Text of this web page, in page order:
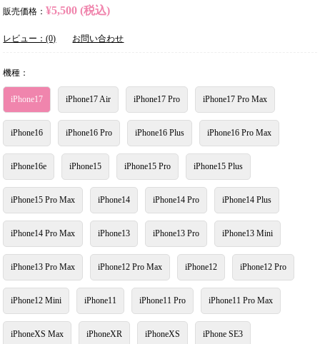
販売価格： ¥5,500 (税込)
レビュー：(0) お問い合わせ
機種：
iPhone17 iPhone17 Air iPhone17 Pro iPhone17 Pro Max
iPhone16 iPhone16 Pro iPhone16 Plus iPhone16 Pro Max
iPhone16e iPhone15 iPhone15 Pro iPhone15 Plus
iPhone15 Pro Max iPhone14 iPhone14 Pro iPhone14 Plus
iPhone14 Pro Max iPhone13 iPhone13 Pro iPhone13 Mini
iPhone13 Pro Max iPhone12 Pro Max iPhone12 iPhone12 Pro
iPhone12 Mini iPhone11 iPhone11 Pro iPhone11 Pro Max
iPhoneXS Max iPhoneXR iPhoneXS iPhone SE3